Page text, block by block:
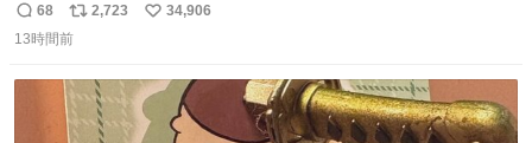
返
信
68
リ
ポ
ト
数
2,723
い
数
34,906
13時間前